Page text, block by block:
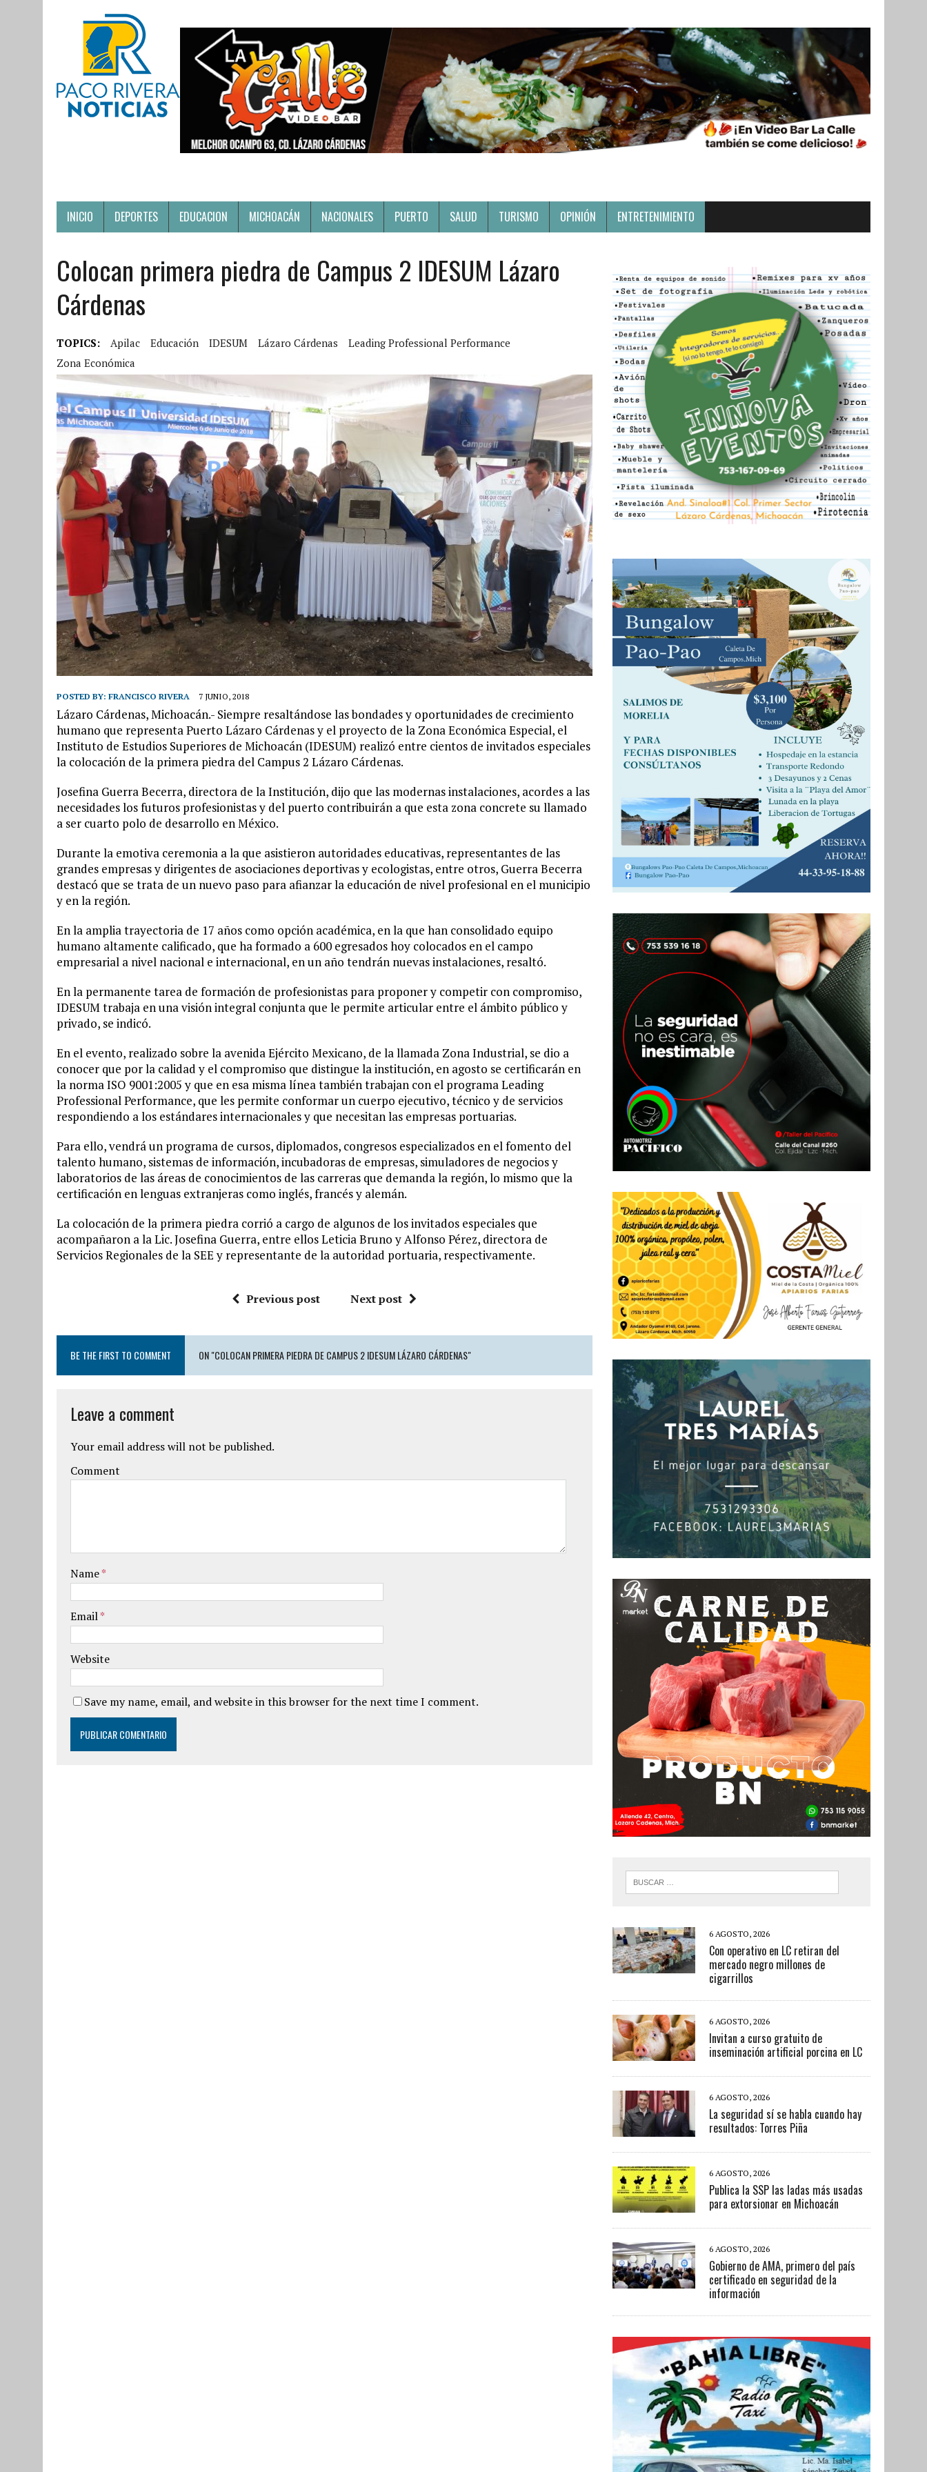
INICIO DEPORTES EDUCACION MICHOACÁN NACIONALES PUERTO SALUD TURISMO OPINIÓN ENTRETENIMIENTO
Colocan primera piedra de Campus 2 IDESUM Lázaro
Cárdenas
TOPICS: Apilac Educación IDESUM Lázaro Cárdenas
Leading Professional Performance
Zona Económica
POSTED BY: FRANCISCO RIVERA 7 JUNIO, 2018
Lázaro Cárdenas, Michoacán.- Siempre resaltándose las bondades y oportunidades de crecimiento
humano que representa Puerto Lázaro Cárdenas y el proyecto de la Zona Económica Especial, el
Instituto de Estudios Superiores de Michoacán (IDESUM) realizó entre cientos de invitados especiales
la colocación de la primera piedra del Campus 2 Lázaro Cárdenas.
Josefina Guerra Becerra, directora de la Institución, dijo que las modernas instalaciones, acordes a las
necesidades los futuros profesionistas y del puerto contribuirán a que esta zona concrete su llamado
a ser cuarto polo de desarrollo en México.
Durante la emotiva ceremonia a la que asistieron autoridades educativas, representantes de las
grandes empresas y dirigentes de asociaciones deportivas y ecologistas, entre otros, Guerra Becerra
destacó que se trata de un nuevo paso para afianzar la educación de nivel profesional en el municipio
y en la región.
En la amplia trayectoria de 17 años como opción académica, en la que han consolidado equipo
humano altamente calificado, que ha formado a 600 egresados hoy colocados en el campo
empresarial a nivel nacional e internacional, en un año tendrán nuevas instalaciones, resaltó.
En la permanente tarea de formación de profesionistas para proponer y competir con compromiso,
IDESUM trabaja en una visión integral conjunta que le permite articular entre el ámbito público y
privado, se indicó.
En el evento, realizado sobre la avenida Ejército Mexicano, de la llamada Zona Industrial, se dio a
conocer que por la calidad y el compromiso que distingue la institución, en agosto se certificarán en
la norma ISO 9001:2005 y que en esa misma línea también trabajan con el programa Leading
Professional Performance, que les permite conformar un cuerpo ejecutivo, técnico y de servicios
respondiendo a los estándares internacionales y que necesitan las empresas portuarias.
Para ello, vendrá un programa de cursos, diplomados, congresos especializados en el fomento del
talento humano, sistemas de información, incubadoras de empresas, simuladores de negocios y
laboratorios de las áreas de conocimientos de las carreras que demanda la región, lo mismo que la
certificación en lenguas extranjeras como inglés, francés y alemán.
La colocación de la primera piedra corrió a cargo de algunos de los invitados especiales que
acompañaron a la Lic. Josefina Guerra, entre ellos Leticia Bruno y Alfonso Pérez, directora de
Servicios Regionales de la SEE y representante de la autoridad portuaria, respectivamente.
Previous post Next post
BE THE FIRST TO COMMENT ON "COLOCAN PRIMERA PIEDRA DE CAMPUS 2 IDESUM LÁZARO CÁRDENAS"
Leave a comment
Your email address will not be published.
Comment
Name*
Email*
Website
Save my name, email, and website in this browser for the next time I comment.
6 AGOSTO, 2026
Con operativo en LC retiran del
mercado negro millones de
cigarrillos
6 AGOSTO, 2026
Invitan a curso gratuito de
inseminación artificial porcina en LC
6 AGOSTO, 2026
La seguridad sí se habla cuando hay
resultados: Torres Piña
6 AGOSTO, 2026
Publica la SSP las ladas más usadas
para extorsionar en Michoacán
6 AGOSTO, 2026
Gobierno de AMA, primero del país
certificado en seguridad de la
información